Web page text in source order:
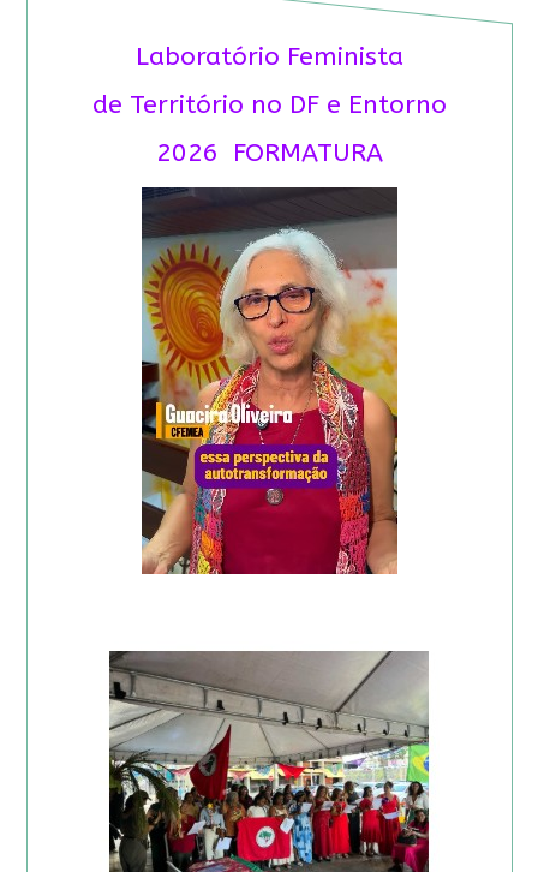
Laboratório Feminista
de Território no DF e Entorno
2026 FORMATURA